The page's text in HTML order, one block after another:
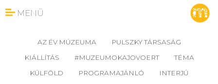
MENÜ
AZ ÉV MÚZEUMA
PULSZKY TÁRSASÁG
KIÁLLÍTÁS
#MUZEUMOKAJOVOERT
TÉMA
KÜLFÖLD
PROGRAMAJÁNLÓ
INTERJÚ